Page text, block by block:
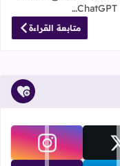
متابعة القراءة
تابعنا على x تابعنا على instagram